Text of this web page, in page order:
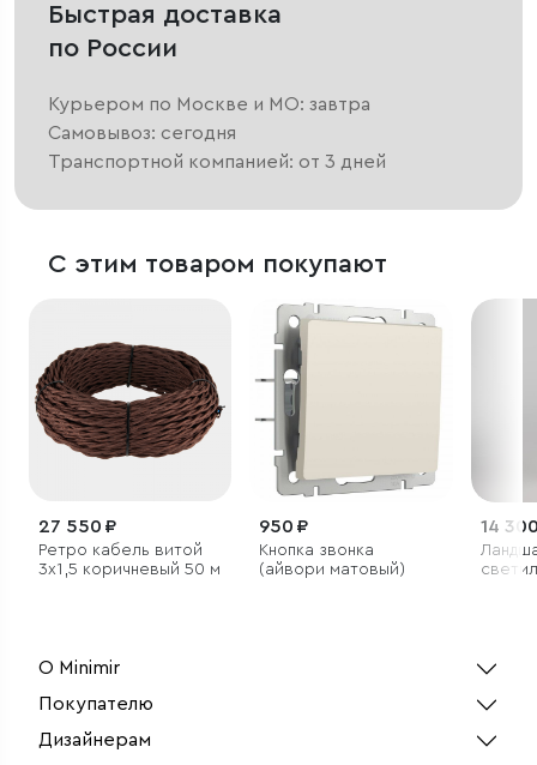
Быстрая доставка
по России
Курьером по Москве и МО: завтра
Самовывоз: сегодня
Транспортной компанией: от 3 дней
С этим товаром покупают
27 550 ₽
Ретро кабель витой
3х1,5 коричневый 50 м
950 ₽
Кнопка звонка
(айвори матовый)
14
О Minimir
Покупателю
Дизайнерам